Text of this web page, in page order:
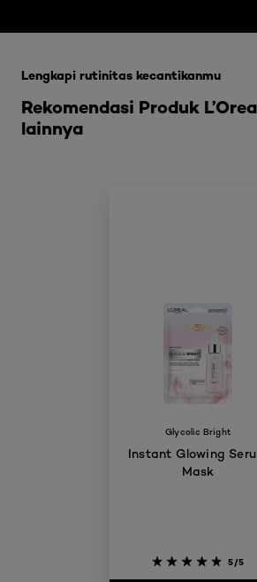
Rekomendasi Produk
lainnya
Lengkapi rutinitas kecantikanmu
Glycolic Bright
Instant Glowing
Mask
5/5